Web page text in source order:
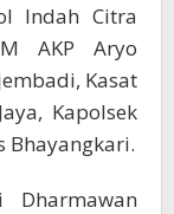
Indah Citra
AKP Aryo
Kasat
Kapolsek
Bhayangkari.
Dharmawan